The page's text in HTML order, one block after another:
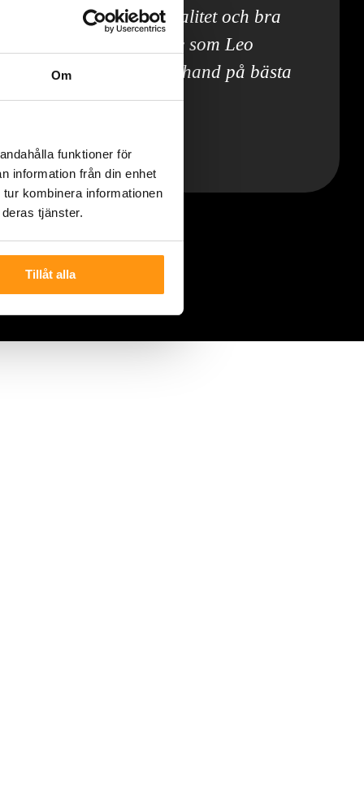
Om
funktioner för
information från din enhet
kombinera informationen
tjänster.
Tillåt alla
på tid med hög kvalitet och bra
trygg med det arbete som Leo
problem skulle tas om hand på bästa
| Bromma, Stockholm